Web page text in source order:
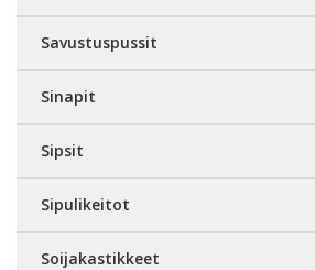
Savustuspussit
Sinapit
Sipsit
Sipulikeitot
Soijakastikkeet